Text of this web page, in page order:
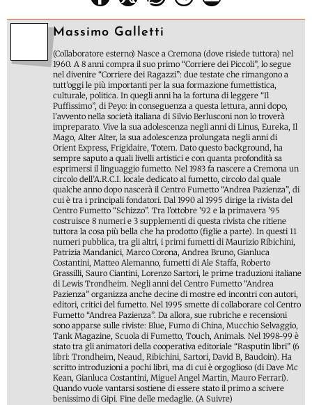
Massimo Galletti
(Collaboratore esterno) Nasce a Cremona (dove risiede tuttora) nel
1960. A 8 anni compra il suo primo “Corriere dei Piccoli”, lo segue
nel divenire “Corriere dei Ragazzi”: due testate che rimangono a
tutt’oggi le più importanti per la sua formazione fumettistica,
culturale, politica. In quegli anni ha la fortuna di leggere “Il
Puffissimo”, di Peyo: in conseguenza a questa lettura, anni dopo,
l’avvento nella società italiana di Silvio Berlusconi non lo troverà
impreparato. Vive la sua adolescenza negli anni di Linus, Eureka, Il
Mago, Alter Alter, la sua adolescenza prolungata negli anni di
Orient Express, Frigidaire, Totem. Dato questo background, ha
sempre saputo a quali livelli artistici e con quanta profondità sa
esprimersi il linguaggio fumetto. Nel 1983 fa nascere a Cremona un
circolo dell’A.R.C.I. locale dedicato al fumetto, circolo dal quale
qualche anno dopo nascerà il Centro Fumetto “Andrea Pazienza”, di
cui è tra i principali fondatori. Dal 1990 al 1995 dirige la rivista del
Centro Fumetto “Schizzo”. Tra l’ottobre ’92 e la primavera ’95
costruisce 8 numeri e 3 supplementi di questa rivista che ritiene
tuttora la cosa più bella che ha prodotto (figlie a parte). In questi 11
numeri pubblica, tra gli altri, i primi fumetti di Maurizio Ribichini,
Patrizia Mandanici, Marco Corona, Andrea Bruno, Gianluca
Costantini, Matteo Alemanno, fumetti di Ale Staffa, Roberto
Grassilli, Sauro Ciantini, Lorenzo Sartori, le prime traduzioni italiane
di Lewis Trondheim. Negli anni del Centro Fumetto “Andrea
Pazienza” organizza anche decine di mostre ed incontri con autori,
editori, critici del fumetto. Nel 1995 smette di collaborare col Centro
Fumetto “Andrea Pazienza”. Da allora, sue rubriche e recensioni
sono apparse sulle riviste: Blue, Fumo di China, Mucchio Selvaggio,
Tank Magazine, Scuola di Fumetto, Touch, Animals. Nel 1998-99 è
stato tra gli animatori della cooperativa editoriale “Rasputin libri” (6
libri: Trondheim, Neaud, Ribichini, Sartori, David B, Baudoin). Ha
scritto introduzioni a pochi libri, ma di cui è orgoglioso (di Dave Mc
Kean, Gianluca Costantini, Miguel Angel Martin, Mauro Ferrari).
Quando vuole vantarsi sostiene di essere stato il primo a scivere
benissimo di Gipi. Fine delle medaglie. (A Suivre)